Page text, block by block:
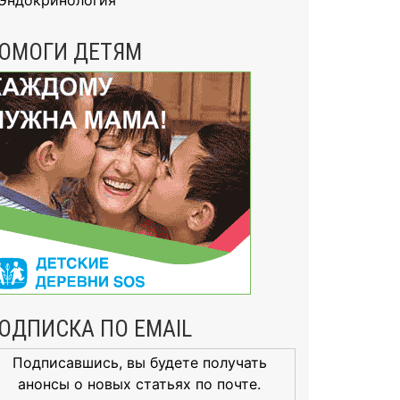
ДЕТЯМ
ПО EMAIL
Подписавшись, вы будете получать
анонсы о новых статьях по почте.